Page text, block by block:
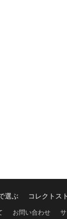
選ぶ コレクトス
お問い合わせ